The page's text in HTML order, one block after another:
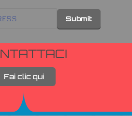
Fai clic qui